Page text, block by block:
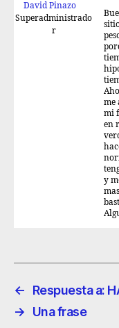
David Pinazo
Superadministrado
r
me
mi
en
y
←
Respuesta a:
→
Una frase